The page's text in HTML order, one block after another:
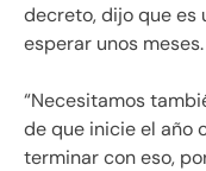
decreto, dijo que es
esperar unos meses.
“Necesitamos
de que inicie el año
terminar con eso,